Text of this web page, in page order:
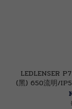
LEDLENSER
(黑) 650流明/
避